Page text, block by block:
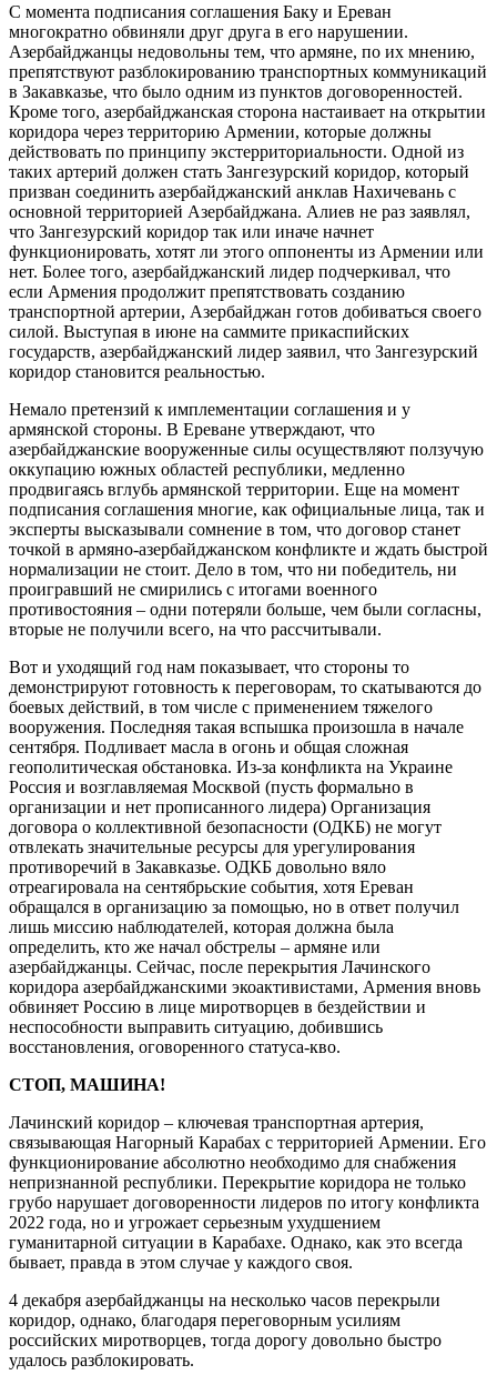
С момента подписания соглашения Баку и Ереван
многократно обвиняли друг друга в его нарушении.
Азербайджанцы недовольны тем, что армяне, по их мнению,
препятствуют разблокированию транспортных коммуникаций
в Закавказье, что было одним из пунктов договоренностей.
Кроме того, азербайджанская сторона настаивает на открытии
коридора через территорию Армении, которые должны
действовать по принципу экстерриториальности. Одной из
таких артерий должен стать Зангезурский коридор, который
призван соединить азербайджанский анклав Нахичевань с
основной территорией Азербайджана. Алиев не раз заявлял,
что Зангезурский коридор так или иначе начнет
функционировать, хотят ли этого оппоненты из Армении или
нет. Более того, азербайджанский лидер подчеркивал, что
если Армения продолжит препятствовать созданию
транспортной артерии, Азербайджан готов добиваться своего
силой. Выступая в июне на саммите прикаспийских
государств, азербайджанский лидер заявил, что Зангезурский
коридор становится реальностью.
Немало претензий к имплементации соглашения и у
армянской стороны. В Ереване утверждают, что
азербайджанские вооруженные силы осуществляют ползучую
оккупацию южных областей республики, медленно
продвигаясь вглубь армянской территории. Еще на момент
подписания соглашения многие, как официальные лица, так и
эксперты высказывали сомнение в том, что договор станет
точкой в армяно-азербайджанском конфликте и ждать быстрой
нормализации не стоит. Дело в том, что ни победитель, ни
проигравший не смирились с итогами военного
противостояния – одни потеряли больше, чем были согласны,
вторые не получили всего, на что рассчитывали.
Вот и уходящий год нам показывает, что стороны то
демонстрируют готовность к переговорам, то скатываются до
боевых действий, в том числе с применением тяжелого
вооружения. Последняя такая вспышка произошла в начале
сентября. Подливает масла в огонь и общая сложная
геополитическая обстановка. Из-за конфликта на Украине
Россия и возглавляемая Москвой (пусть формально в
организации и нет прописанного лидера) Организация
договора о коллективной безопасности (ОДКБ) не могут
отвлекать значительные ресурсы для урегулирования
противоречий в Закавказье. ОДКБ довольно вяло
отреагировала на сентябрьские события, хотя Ереван
обращался в организацию за помощью, но в ответ получил
лишь миссию наблюдателей, которая должна была
определить, кто же начал обстрелы – армяне или
азербайджанцы. Сейчас, после перекрытия Лачинского
коридора азербайджанскими экоактивистами, Армения вновь
обвиняет Россию в лице миротворцев в бездействии и
неспособности выправить ситуацию, добившись
восстановления, оговоренного статуса-кво.
СТОП, МАШИНА!
Лачинский коридор – ключевая транспортная артерия,
связывающая Нагорный Карабах с территорией Армении. Его
функционирование абсолютно необходимо для снабжения
непризнанной республики. Перекрытие коридора не только
грубо нарушает договоренности лидеров по итогу конфликта
2022 года, но и угрожает серьезным ухудшением
гуманитарной ситуации в Карабахе. Однако, как это всегда
бывает, правда в этом случае у каждого своя.
4 декабря азербайджанцы на несколько часов перекрыли
коридор, однако, благодаря переговорным усилиям
российских миротворцев, тогда дорогу довольно быстро
удалось разблокировать.